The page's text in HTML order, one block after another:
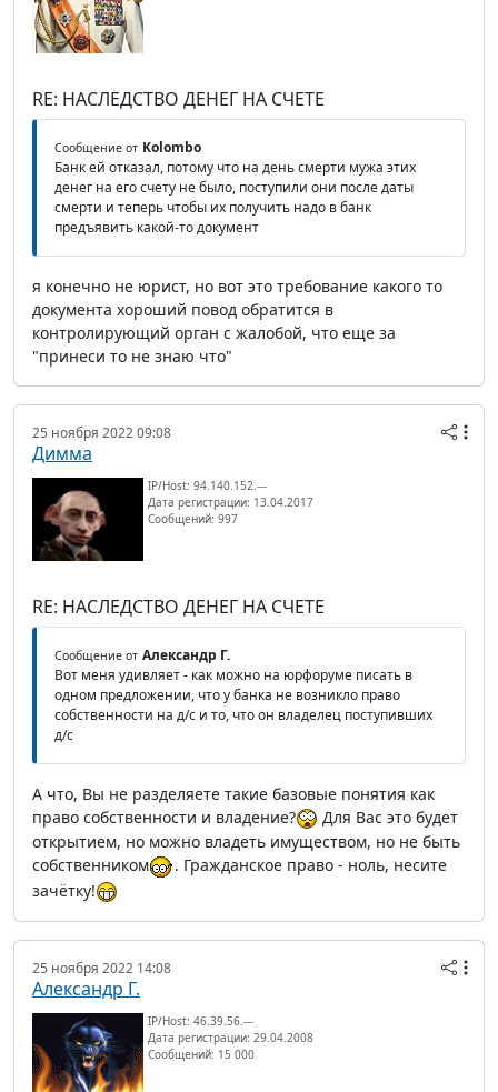
RE: НАСЛЕДСТВО ДЕНЕГ НА СЧЕТЕ
Сообщение от Kolombo
Банк ей отказал, потому что на день смерти мужа этих
денег на его счету не было, поступили они после даты
смерти и теперь чтобы их получить надо в банк
предъявить какой-то документ
я конечно не юрист, но вот это требование какого то
документа хороший повод обратится в
контролирующий орган с жалобой, что еще за
"принеси то не знаю что"
25 ноября 2022 09:08
Димма
IP/Host: 94.140.152.---
Дата регистрации: 13.04.2017
Сообщений: 997
RE: НАСЛЕДСТВО ДЕНЕГ НА СЧЕТЕ
Сообщение от Александр Г.
Вот меня удивляет - как можно на юрфоруме писать в
одном предложении, что у банка не возникло право
собственности на д/с и то, что он владелец поступивших
д/с
А что, Вы не разделяете такие базовые понятия как
право собственности и владение?
Для Вас это будет
открытием, но можно владеть имуществом, но не быть
собственником
. Гражданское право - ноль, несите
зачётку!
25 ноября 2022 14:08
Александр Г.
IP/Host: 46.39.56.---
Дата регистрации: 29.04.2008
Сообщений: 15 000